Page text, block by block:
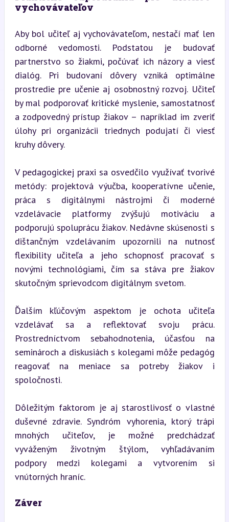
vychovávateľov
Aby bol učiteľ aj vychovávateľom, nestačí mať len
odborné vedomosti. Podstatou je budovať
partnerstvo so žiakmi, počúvať ich názory a viesť
dialóg. Pri budovaní dôvery vzniká optimálne
prostredie pre učenie aj osobnostný rozvoj. Učiteľ
by mal podporovať kritické myslenie, samostatnosť
a zodpovedný prístup žiakov – napríklad im zveriť
úlohy pri organizácii triednych podujatí či viesť
kruhy dôvery.
V pedagogickej praxi sa osvedčilo využívať tvorivé
metódy: projektová výučba, kooperatívne učenie,
práca s digitálnymi nástrojmi či moderné
vzdelávacie platformy zvýšujú motiváciu a
podporujú spoluprácu žiakov. Nedávne skúsenosti s
dištančným vzdelávaním upozornili na nutnosť
flexibility učiteľa a jeho schopnosť pracovať s
novými technológiami, čím sa stáva pre žiakov
skutočným sprievodcom digitálnym svetom.
Ďalším kľúčovým aspektom je ochota učiteľa
vzdelávať sa a reflektovať svoju prácu.
Prostredníctvom sebahodnotenia, účasťou na
seminároch a diskusiách s kolegami môže pedagóg
reagovať na meniace sa potreby žiakov i
spoločnosti.
Dôležitým faktorom je aj starostlivosť o vlastné
duševné zdravie. Syndróm vyhorenia, ktorý trápi
mnohých učiteľov, je možné predchádzať
vyváženým životným štýlom, vyhľadávaním
podpory medzi kolegami a vytvorením si
vnútorných hraníc.
Záver